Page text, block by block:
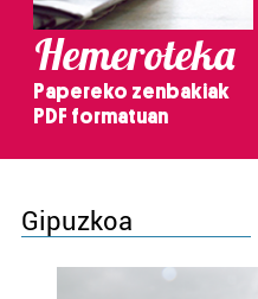
Hemeroteka
Papereko zenbakiak
PDF formatuan
Gipuzkoa